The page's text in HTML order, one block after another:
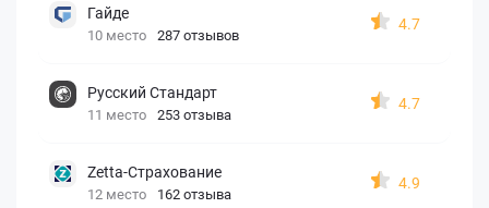
Гайде
10 место 287 отзывов
4.7
Русский Стандарт
11 место 253 отзыва
4.7
Zetta-Страхование
12 место 162 отзыва
4.9